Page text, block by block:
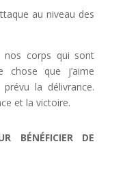
au niveau des
corps qui sont
que j’aime
la délivrance.
et la victoire.
BÉNÉFICIER DE